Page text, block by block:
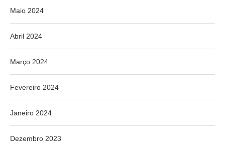
Maio 2024
Abril 2024
Março 2024
Fevereiro 2024
Janeiro 2024
Dezembro 2023